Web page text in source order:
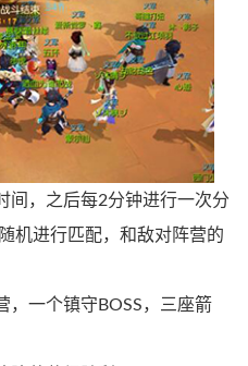
，之后每2分钟进行一次分
机进行匹配，和敌对阵营的
一个镇守BOSS，三座箭